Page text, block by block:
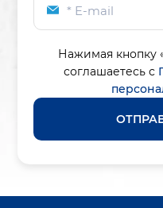
* E-mail
Нажимая кнопку
соглашаетесь с